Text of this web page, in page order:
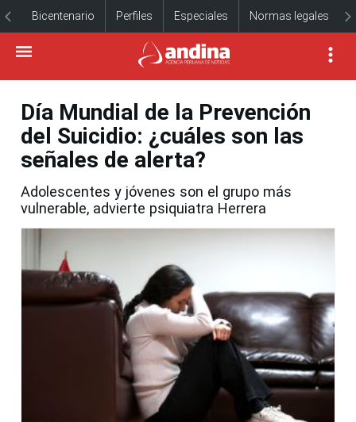
Bicentenario Perfiles Especiales Normas legales
Día Mundial de la Prevención
del Suicidio: ¿cuáles son las
señales de alerta?
Adolescentes y jóvenes son el grupo más
vulnerable, advierte psiquiatra Herrera